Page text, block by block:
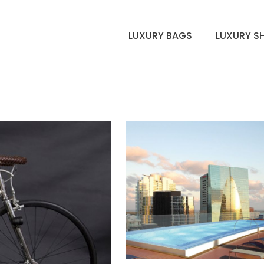
LUXURY BAGS LUXURY